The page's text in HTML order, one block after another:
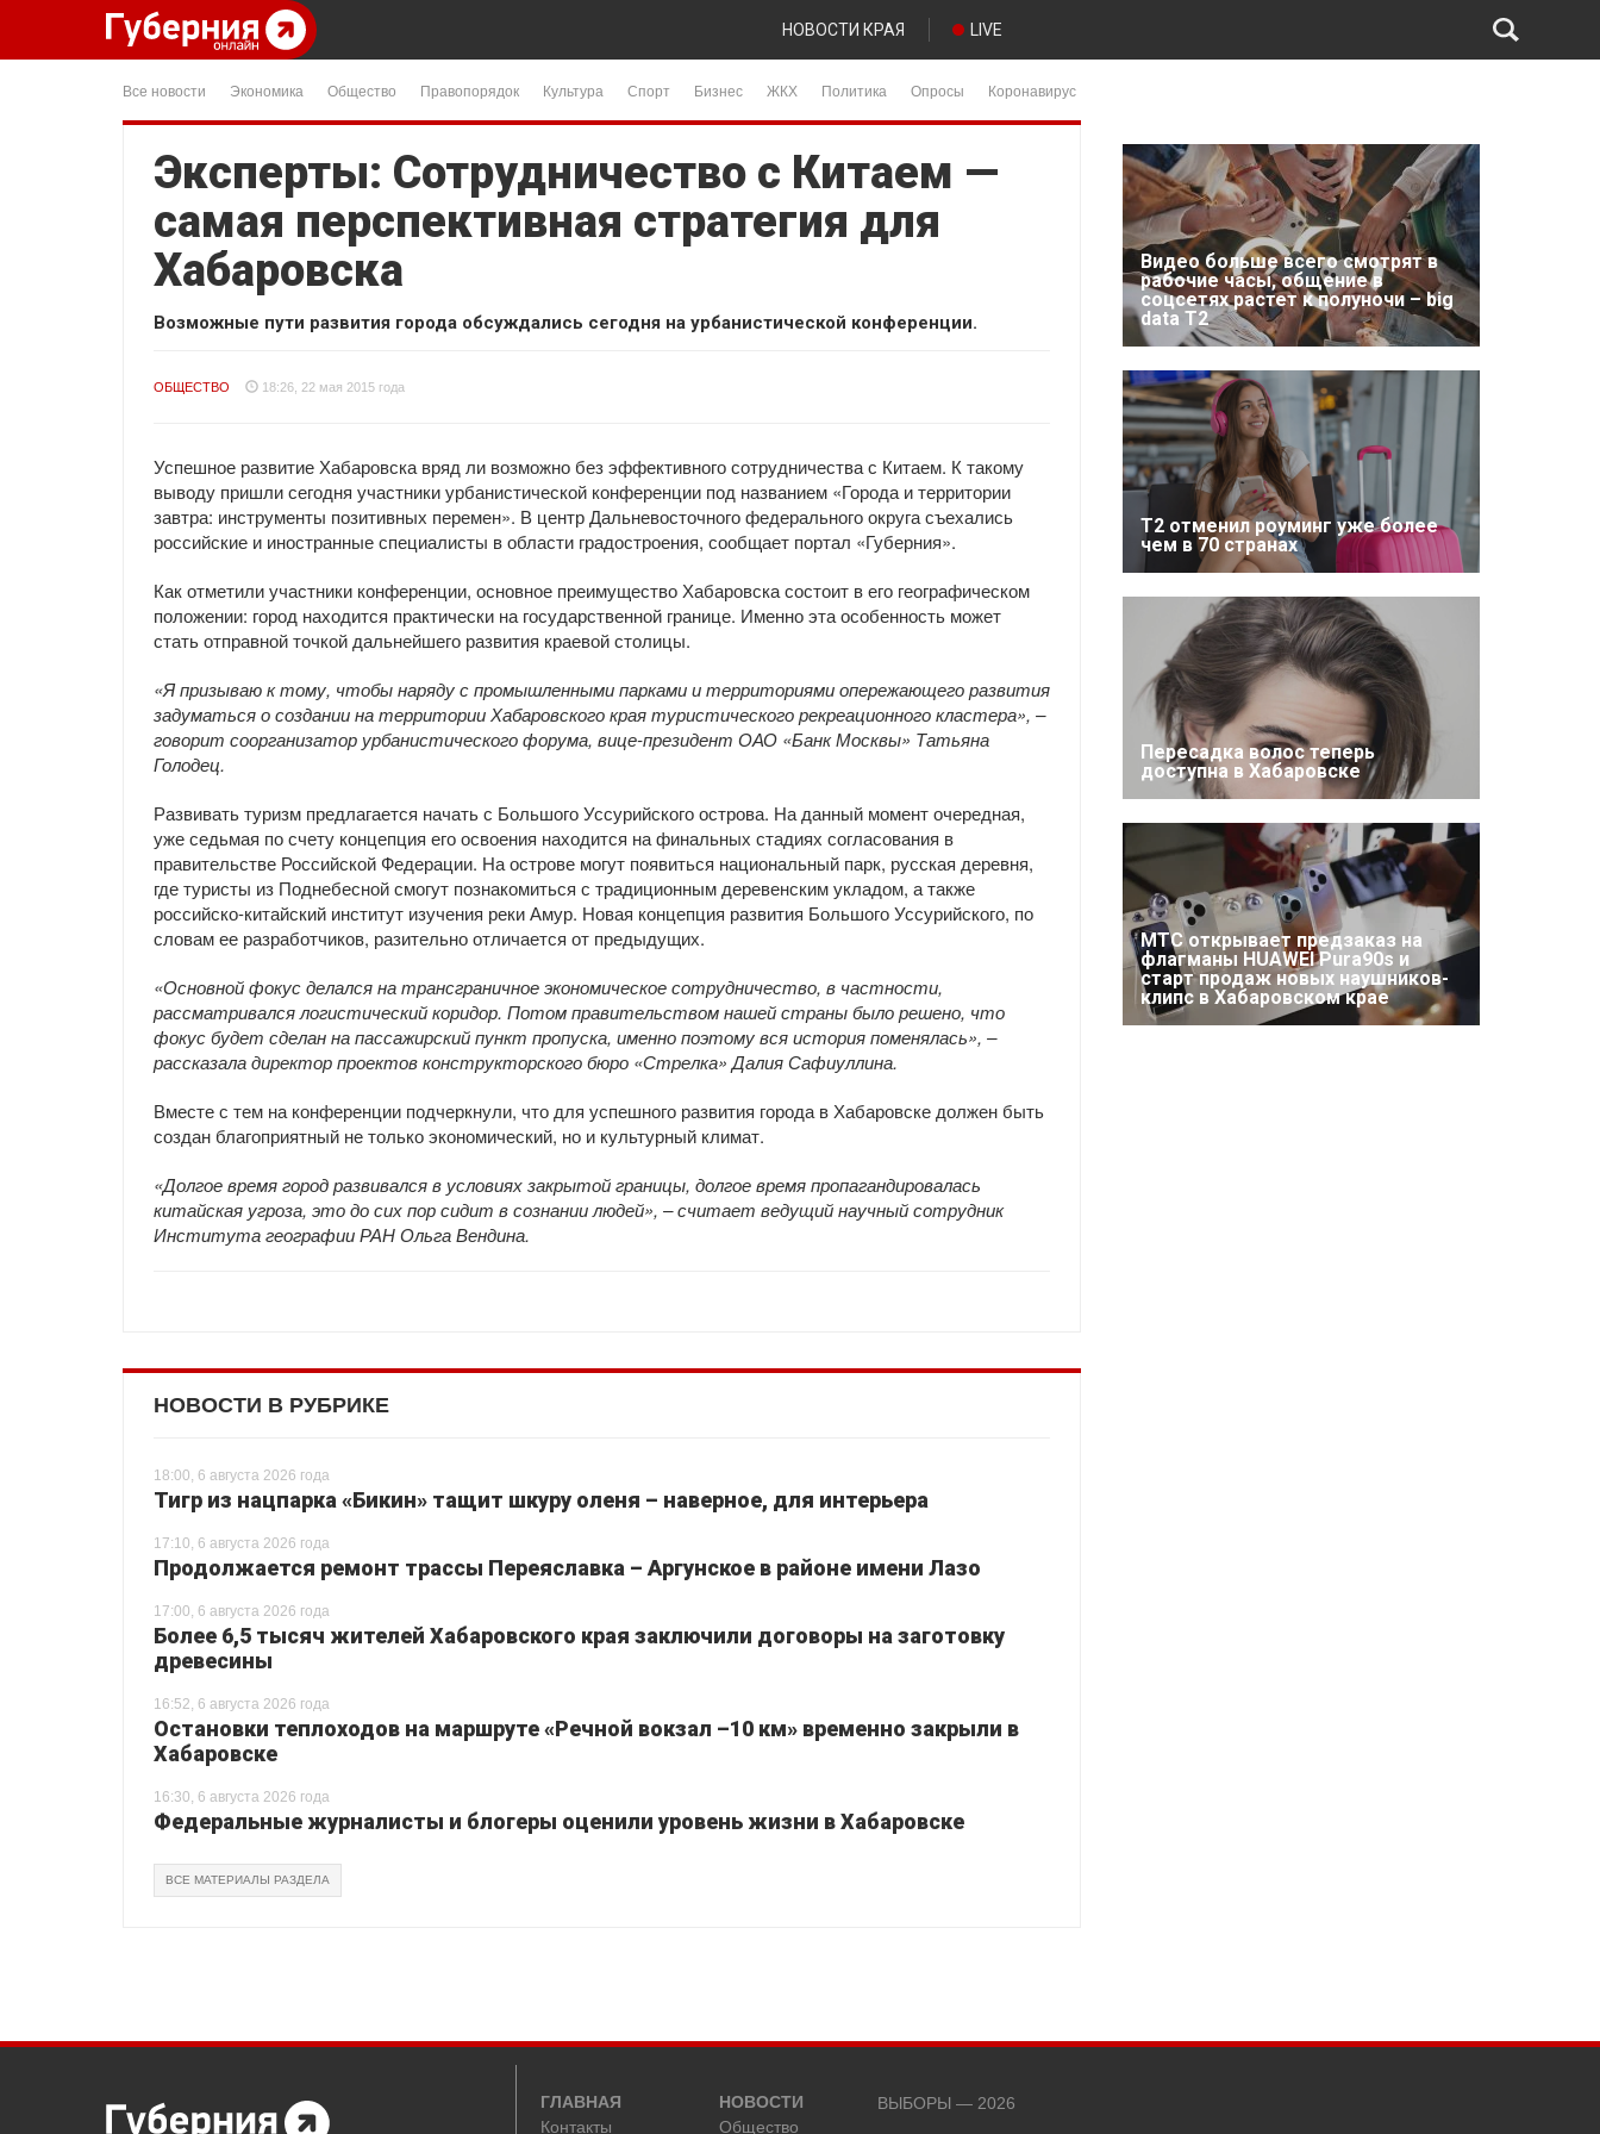
НОВОСТИ КРАЯ LIVE
Все новости Экономика Общество Правопорядок Культура Спорт Бизнес ЖКХ Политика Опросы Коронавирус
Эксперты: Сотрудничество с Китаем —
самая перспективная стратегия для
Хабаровска
Возможные пути развития города обсуждались сегодня на урбанистической конференции.
ОБЩЕСТВО 18:26, 22 мая 2015 года
Успешное развитие Хабаровска вряд ли возможно без эффективного сотрудничества с Китаем. К такому
выводу пришли сегодня участники урбанистической конференции под названием «Города и территории
завтра: инструменты позитивных перемен». В центр Дальневосточного федерального округа съехались
российские и иностранные специалисты в области градостроения, сообщает портал «Губерния».
Как отметили участники конференции, основное преимущество Хабаровска состоит в его географическом
положении: город находится практически на государственной границе. Именно эта особенность может
стать отправной точкой дальнейшего развития краевой столицы.
«Я призываю к тому, чтобы наряду с промышленными парками и территориями опережающего развития
задуматься о создании на территории Хабаровского края туристического рекреационного кластера», –
говорит соорганизатор урбанистического форума, вице-президент ОАО «Банк Москвы» Татьяна
Голодец.
Развивать туризм предлагается начать с Большого Уссурийского острова. На данный момент очередная,
уже седьмая по счету концепция его освоения находится на финальных стадиях согласования в
правительстве Российской Федерации. На острове могут появиться национальный парк, русская деревня,
где туристы из Поднебесной смогут познакомиться с традиционным деревенским укладом, а также
российско-китайский институт изучения реки Амур. Новая концепция развития Большого Уссурийского, по
словам ее разработчиков, разительно отличается от предыдущих.
«Основной фокус делался на трансграничное экономическое сотрудничество, в частности,
рассматривался логистический коридор. Потом правительством нашей страны было решено, что
фокус будет сделан на пассажирский пункт пропуска, именно поэтому вся история поменялась», –
рассказала директор проектов конструкторского бюро «Стрелка» Далия Сафиуллина.
Вместе с тем на конференции подчеркнули, что для успешного развития города в Хабаровске должен быть
создан благоприятный не только экономический, но и культурный климат.
«Долгое время город развивался в условиях закрытой границы, долгое время пропагандировалась
китайская угроза, это до сих пор сидит в сознании людей», – считает ведущий научный сотрудник
Института географии РАН Ольга Вендина.
НОВОСТИ В РУБРИКЕ
18:00, 6 августа 2026 года
Тигр из нацпарка «Бикин» тащит шкуру оленя – наверное, для интерьера
17:10, 6 августа 2026 года
Продолжается ремонт трассы Переяславка – Аргунское в районе имени Лазо
17:00, 6 августа 2026 года
Более 6,5 тысяч жителей Хабаровского края заключили договоры на заготовку
древесины
16:52, 6 августа 2026 года
Остановки теплоходов на маршруте «Речной вокзал –10 км» временно закрыли в
Хабаровске
16:30, 6 августа 2026 года
Федеральные журналисты и блогеры оценили уровень жизни в Хабаровске
ВСЕ МАТЕРИАЛЫ РАЗДЕЛА
Видео больше всего смотрят в
рабочие часы, общение в
соцсетях растет к полуночи – big
data T2
Т2 отменил роуминг уже более
чем в 70 странах
Пересадка волос теперь
доступна в Хабаровске
МТС открывает предзаказ на
флагманы HUAWEI Pura90s и
старт продаж новых наушников-
клипс в Хабаровском крае
ГЛАВНАЯ
Контакты
НОВОСТИ
Общество
ВЫБОРЫ — 2026